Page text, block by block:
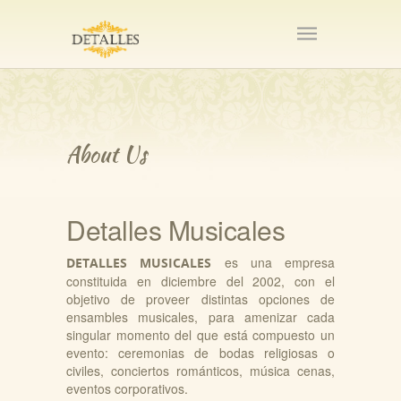
About Us
Detalles Musicales
DETALLES MUSICALES es una empresa
constituida en diciembre del 2002, con el
objetivo de proveer distintas opciones de
ensambles musicales, para amenizar cada
singular momento del que está compuesto un
evento: ceremonias de bodas religiosas o
civiles, conciertos románticos, música cenas,
eventos corporativos.